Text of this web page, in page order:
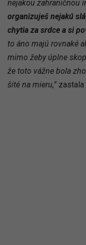
nejakou zahraničnou
organizuješ nejakú
chytia za srdce a si
to áno majú rovnaké
mimo žeby úplne
že toto vážne bola
šité na mieru,” zastala